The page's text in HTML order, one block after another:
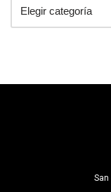
San